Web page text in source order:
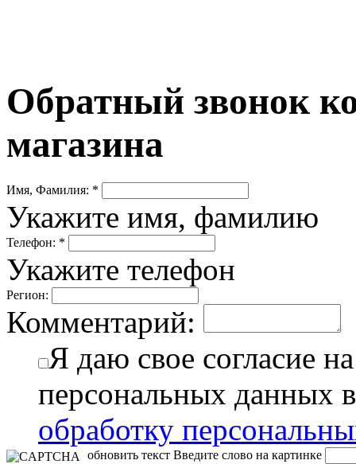
Обратный звонок
магазина
Имя, Фамилия: *
Укажите имя, фамилию
Телефон: *
Укажите телефон
Регион:
Комментарий:
Я даю свое согласие
персональных данных
обработку
обновить текст Введите слово на картинке